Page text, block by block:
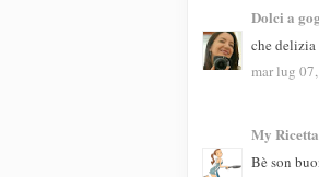
Dolci a
che delizia
mar lug
My
Bè son